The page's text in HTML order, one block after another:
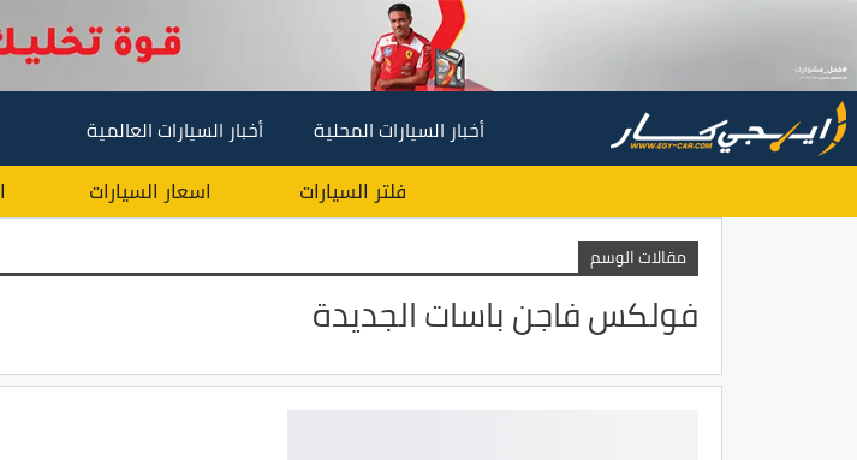
أخبار السيارات المحلية أخبار السيارات العالمية
فلتر السيارات اسعار السيارات
مقالات الوسم
فولكس فاجن باسات الجديدة